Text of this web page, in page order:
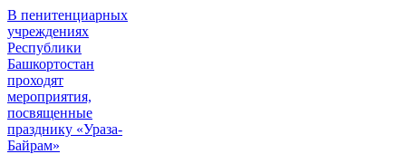
В пенитенциарных
учреждениях
Республики
Башкортостан
проходят
мероприятия,
посвященные
празднику «Ураза-
Байрам»